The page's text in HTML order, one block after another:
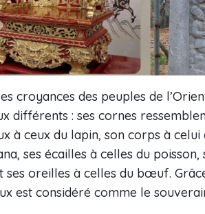
croyances des peuples de
différents : ses cornes
à ceux du lapin, son corps à
ses écailles à celles du
ses oreilles à celles du bœuf.
est considéré comme le